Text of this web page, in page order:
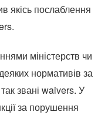
якісь послаблення
міністерств чи
нормативів за
звані waivers. У
за порушення